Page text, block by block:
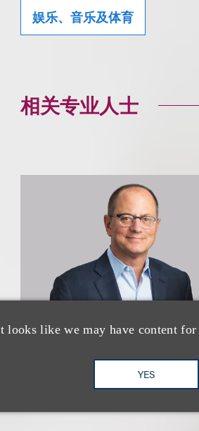
looks like we may have content
YES
娱乐、音乐及体育
相关专业人士